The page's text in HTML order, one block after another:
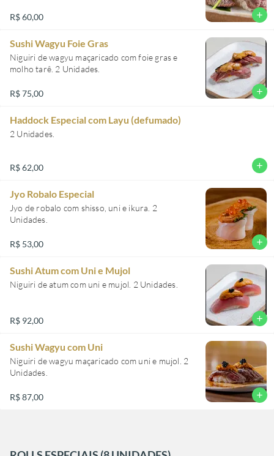
R$ 60,00 add
Sushi Wagyu Foie Gras
Niguiri de wagyu maçaricado com foie gras e
molho tarê. 2 Unidades.
R$ 75,00 add
Haddock Especial com Layu (defumado)
2 Unidades.
R$ 62,00 add
Jyo Robalo Especial
Jyo de robalo com shisso, uni e ikura. 2
Unidades.
R$ 53,00 add
Sushi Atum com Uni e Mujol
Niguiri de atum com uni e mujol. 2 Unidades.
R$ 92,00 add
Sushi Wagyu com Uni
Niguiri de wagyu maçaricado com uni e mujol. 2
Unidades.
R$ 87,00 add